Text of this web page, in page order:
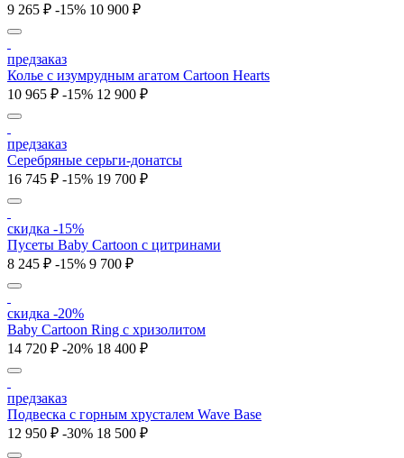
9 265 ₽ -15% 10 900 ₽
предзаказ
Колье c изумрудным агатом Cartoon Hearts
10 965 ₽ -15% 12 900 ₽
предзаказ
Серебряные серьги-донатсы
16 745 ₽ -15% 19 700 ₽
скидка -15%
Пусеты Baby Cartoon с цитринами
8 245 ₽ -15% 9 700 ₽
скидка -20%
Baby Cartoon Ring с хризолитом
14 720 ₽ -20% 18 400 ₽
предзаказ
Подвеска с горным хрусталем Wave Base
12 950 ₽ -30% 18 500 ₽